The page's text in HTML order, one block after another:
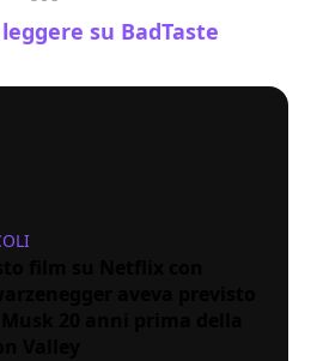
su BadTaste
film su Netflix con
aveva previsto